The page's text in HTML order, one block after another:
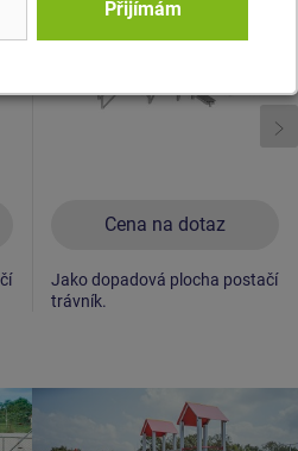
Cena na dotaz
Jako dopadová plocha postačí
trávník.
Přijímám